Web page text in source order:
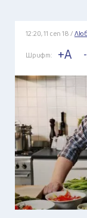
12:20, 11 сеп 18 /
Шрифт: +A